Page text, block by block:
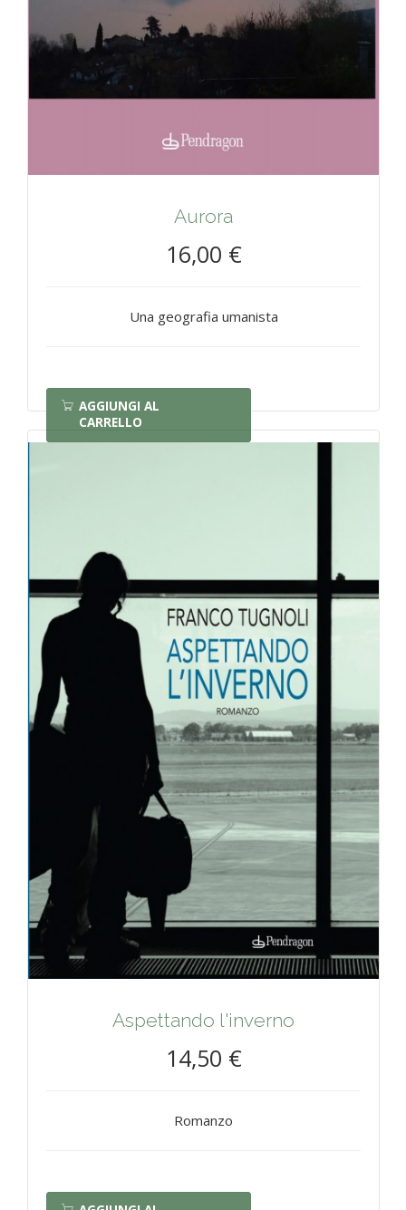
Aurora
16,00 €
Una geografia umanista
AGGIUNGI AL
CARRELLO
Aspettando l'inverno
14,50 €
Romanzo